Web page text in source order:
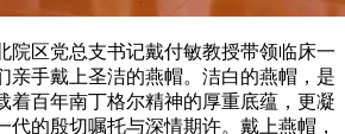
院区党总支书记戴付敏教授带领临床一
亲手戴上圣洁的燕帽。洁白的燕帽，是
着百年南丁格尔精神的厚重底蕴，更凝
代的殷切嘱托与深情期许。戴上燕帽，